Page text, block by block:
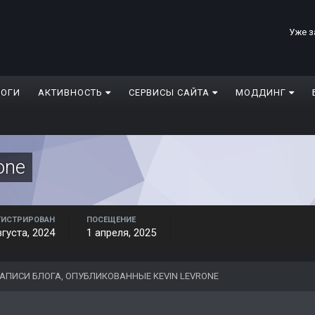
Уже
АКТИВНОСТЬ СЕРВИСЫ САЙТА МОДДИНГ
2024
ПОСЕЩЕНИЕ
1 апреля, 2025
БЛОГА, ОПУБЛИКОВАННЫЕ KEVIN LEVRONE